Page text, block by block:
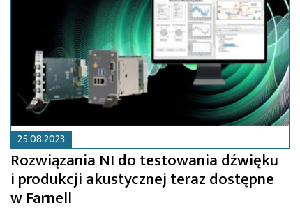
25.08.2023
Rozwiązania NI do testowania dźwięku
i produkcji akustycznej teraz dostępne
w Farnell